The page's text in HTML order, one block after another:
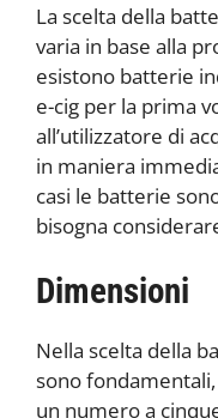
La scelta della
varia in base alla
esistono batterie
e-cig per la prima
all’utilizzatore di
in maniera
casi le batterie
bisogna
Dimensioni
Nella scelta della
sono
un numero a